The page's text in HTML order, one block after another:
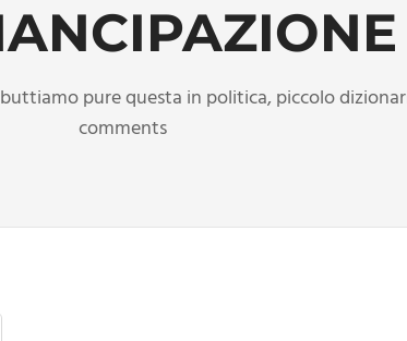
buttiamo pure questa in politica, piccolo
comments